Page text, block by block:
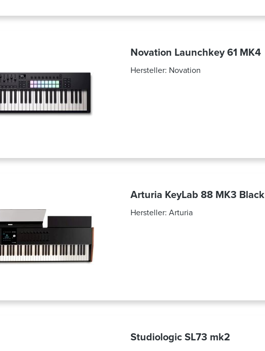
Novation Launchkey 61 MK4
Hersteller: Novation
Arturia KeyLab 88 MK3 Black
Hersteller:Arturia
Studiologic SL73 mk2